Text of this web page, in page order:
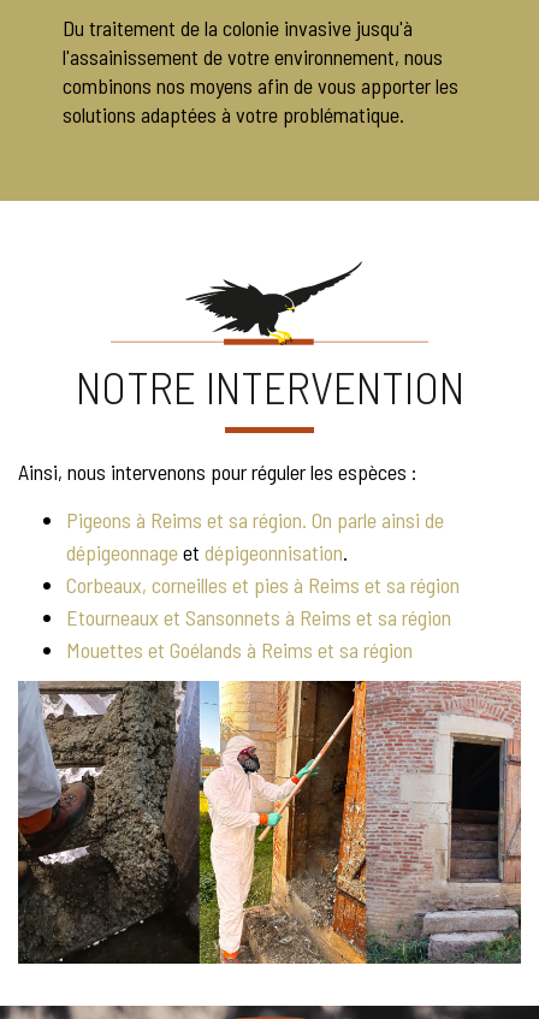
Du traitement de la colonie invasive jusqu'à
l'assainissement de votre environnement, nous
combinons nos moyens afin de vous apporter les
solutions adaptées à votre problématique.
NOTRE INTERVENTION
Ainsi, nous intervenons pour réguler les espèces :
Pigeons à Reims et sa région. On parle ainsi de
dépigeonnageet dépigeonnisation.
Corbeaux, corneilles et pies à Reims et sa région
Etourneaux et Sansonnets à Reims et sa région
Mouettes et Goélands à Reims et sa région